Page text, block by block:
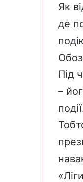
Як
де
Під
–
події.